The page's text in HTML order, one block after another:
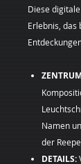
Diese
Erlebnis, das
Namen
der
DETAILS: